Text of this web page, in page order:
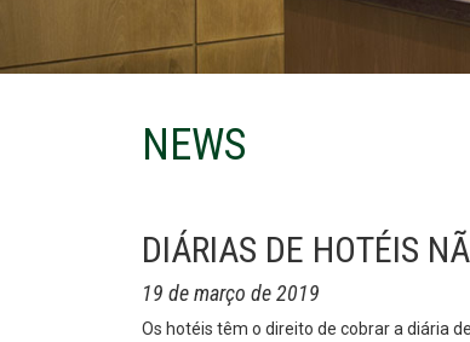
NEWS
DIÁRIAS DE HOTÉIS
19 de março de 2019
Os hotéis têm o direito de cobrar a diária